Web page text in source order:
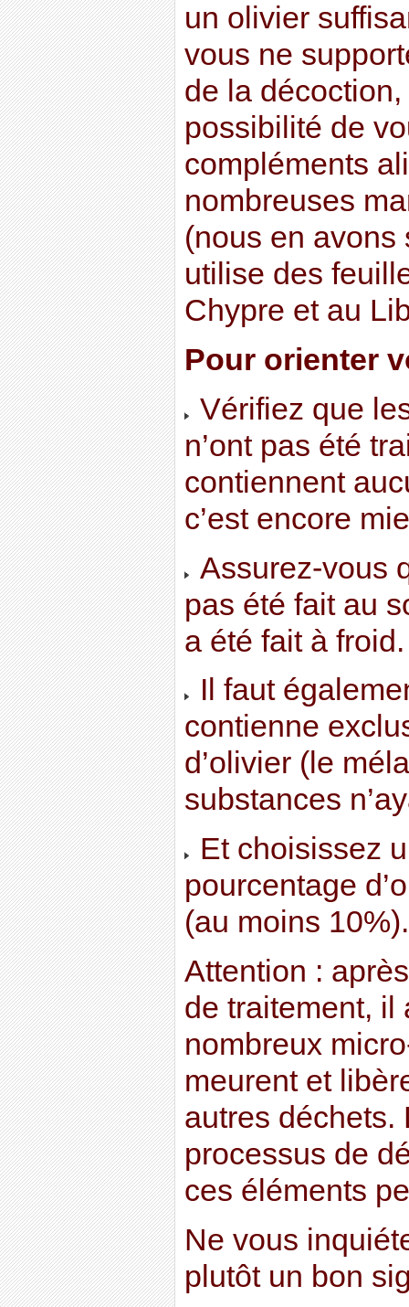
un olivier
vous ne
de la
possibilité de
compléments
nombreuses
(nous en avons
utilise des
Chypre et au
Pour orienter
Vérifiez que
n’ont pas été
contiennent
c’est encore
Assurez-vous
pas été fait au
a été fait à froid.
Il faut
contienne
d’olivier (le
substances
Et choisissez
pourcentage
(au moins 10%).
Attention :
de traitement, il
nombreux
meurent et
autres déchets.
processus de
ces éléments
Ne vous
plutôt un bon